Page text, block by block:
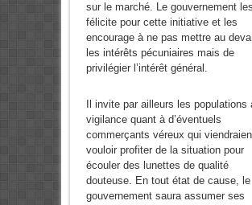
sur le marché. Le gouvernement les
félicite pour cette initiative et les
encourage à ne pas mettre au
les intérêts pécuniaires mais de
privilégier l’intérêt général.
Il invite par ailleurs les populations
vigilance quant à d’éventuels
commerçants véreux qui
vouloir profiter de la situation pour
écouler des lunettes de qualité
douteuse. En tout état de cause, le
gouvernement saura assumer ses